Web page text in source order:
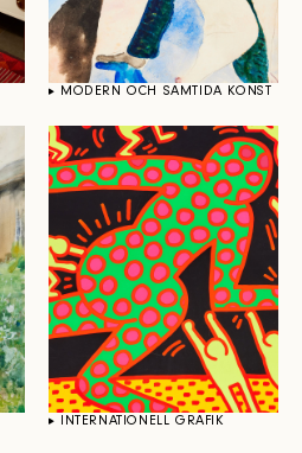
MODERN OCH SAMTIDA KONST
INTERNATIONELL GRAFIK